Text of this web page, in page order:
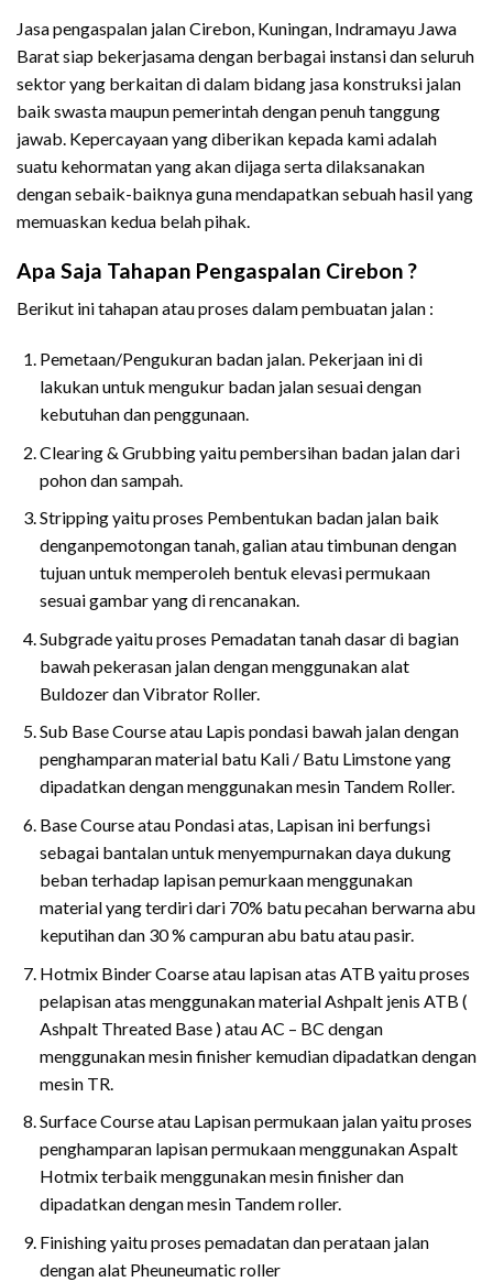
Jasa pengaspalan jalan Cirebon, Kuningan, Indramayu Jawa
Barat siap bekerjasama dengan berbagai instansi dan seluruh
sektor yang berkaitan di dalam bidang jasa konstruksi jalan
baik swasta maupun pemerintah dengan penuh tanggung
jawab. Kepercayaan yang diberikan kepada kami adalah
suatu kehormatan yang akan dijaga serta dilaksanakan
dengan sebaik-baiknya guna mendapatkan sebuah hasil yang
memuaskan kedua belah pihak.
Apa Saja Tahapan Pengaspalan Cirebon ?
Berikut ini tahapan atau proses dalam pembuatan jalan :
Pemetaan/Pengukuran badan jalan. Pekerjaan ini di
lakukan untuk mengukur badan jalan sesuai dengan
kebutuhan dan penggunaan.
Clearing & Grubbing yaitu pembersihan badan jalan dari
pohon dan sampah.
Stripping yaitu proses Pembentukan badan jalan baik
denganpemotongan tanah, galian atau timbunan dengan
tujuan untuk memperoleh bentuk elevasi permukaan
sesuai gambar yang di rencanakan.
Subgrade yaitu proses Pemadatan tanah dasar di bagian
bawah pekerasan jalan dengan menggunakan alat
Buldozer dan Vibrator Roller.
Sub Base Course atau Lapis pondasi bawah jalan dengan
penghamparan material batu Kali / Batu Limstone yang
dipadatkan dengan menggunakan mesin Tandem Roller.
Base Course atau Pondasi atas, Lapisan ini berfungsi
sebagai bantalan untuk menyempurnakan daya dukung
beban terhadap lapisan pemurkaan menggunakan
material yang terdiri dari 70% batu pecahan berwarna abu
keputihan dan 30 % campuran abu batu atau pasir.
Hotmix Binder Coarse atau lapisan atas ATB yaitu proses
pelapisan atas menggunakan material Ashpalt jenis ATB (
Ashpalt Threated Base ) atau AC – BC dengan
menggunakan mesin finisher kemudian dipadatkan dengan
mesin TR.
Surface Course atau Lapisan permukaan jalan yaitu proses
penghamparan lapisan permukaan menggunakan Aspalt
Hotmix terbaik menggunakan mesin finisher dan
dipadatkan dengan mesin Tandem roller.
Finishing yaitu proses pemadatan dan perataan jalan
dengan alat Pheuneumatic roller